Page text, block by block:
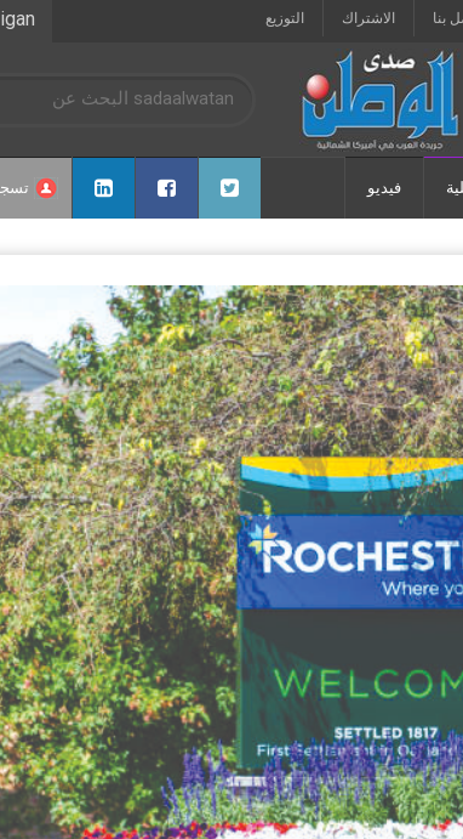
بنا الاشتراك التوزيع
فيديو